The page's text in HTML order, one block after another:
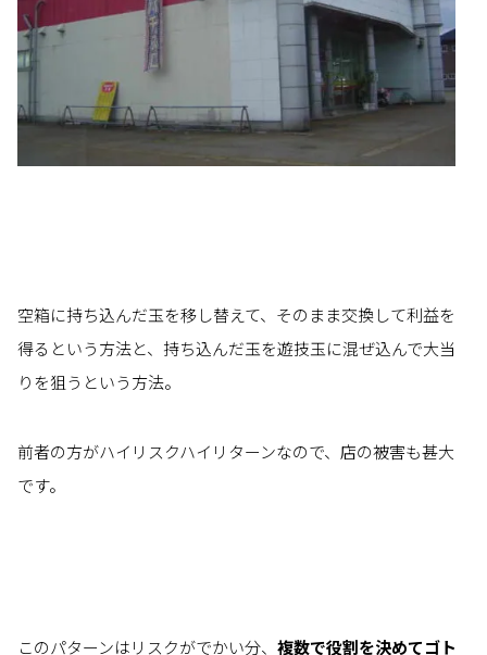
空箱に持ち込んだ玉を移し替えて、そのまま交換して利益を
得るという方法と、持ち込んだ玉を遊技玉に混ぜ込んで大当
りを狙うという方法。
前者の方がハイリスクハイリターンなので、店の被害も甚大
です。
このパターンはリスクがでかい分、 複数で役割を決めてゴト